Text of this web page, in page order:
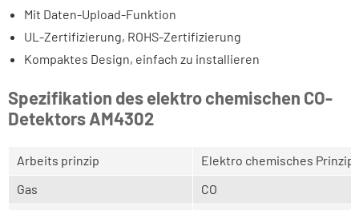
Mit Daten-Upload-Funktion
UL-Zertifizierung, ROHS-Zertifizierung
Kompaktes Design, einfach zu installieren
Spezifikation des elektro chemischen CO-
Detektors AM4302
Arbeits prinzip
Elektro chemisches Prinzip
Gas
CO